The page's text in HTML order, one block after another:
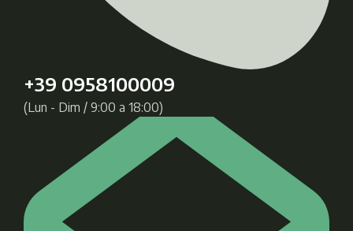
+39 0958100009
(Lun - Dim / 9:00 a 18:00)